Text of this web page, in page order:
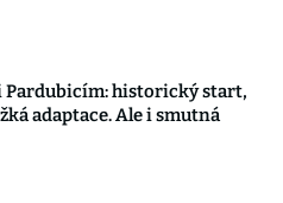
Pardubicím: historický start,
adaptace. Ale i smutná